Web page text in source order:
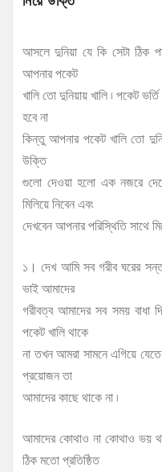
আসলে দুনিয়া যে কি সেটা ঠিক
আপনার পকেট
খালি তো দুনিয়ায় খালি ৷ পকেট
হবে না
কিন্তু আপনার পকেট খালি তো
উক্তি
গুলো দেওয়া হলো এক নজরে
মিলিয়ে নিবেন এবং
দেখবেন আপনার পরিস্থিতি সাথে
১। দেখ আমি সব গরীব ঘরের
ভাই আমাদের
গরীবত্ব আমাদের সব সময় বাধা
পকেট খালি থাকে
না তখন আমরা সামনে এগিয়ে
প্রয়োজন তা
আমাদের কাছে থাকে না ৷
আমাদের কোথাও না কোথাও ভয়
ঠিক মতো প্রতিষ্ঠিত